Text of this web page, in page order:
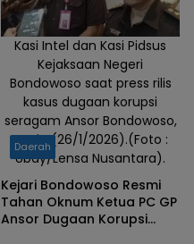
Kasi Intel dan Kasi Pidsus
Kejaksaan Negeri
Bondowoso saat press rilis
kasus dugaan korupsi
seragam Ansor Bondowoso,
Senin (26/1/2026).(Foto :
Ubay/Lensa Nusantara).
Daerah
Kejari Bondowoso Resmi
Tahan Oknum Ketua PC GP
Ansor Dugaan Korupsi